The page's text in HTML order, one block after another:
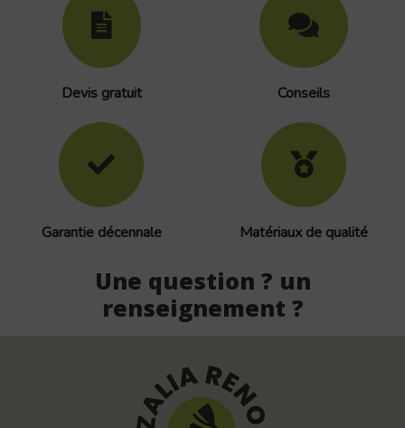
Devis gratuit Conseils
Garantie décennale Matériaux de qualité
Une question ? un
renseignement ?